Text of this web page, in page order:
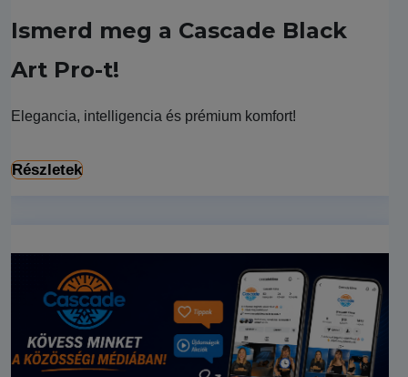
Ismerd meg a Cascade Black
Art Pro-t!
Elegancia, intelligencia és prémium komfort!
Részletek